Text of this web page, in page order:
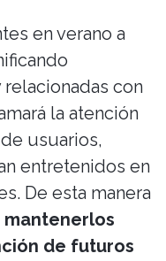
en verano a
relacionadas con
la atención
usuarios,
entretenidos en
De esta manera
mantenerlos
de futuros